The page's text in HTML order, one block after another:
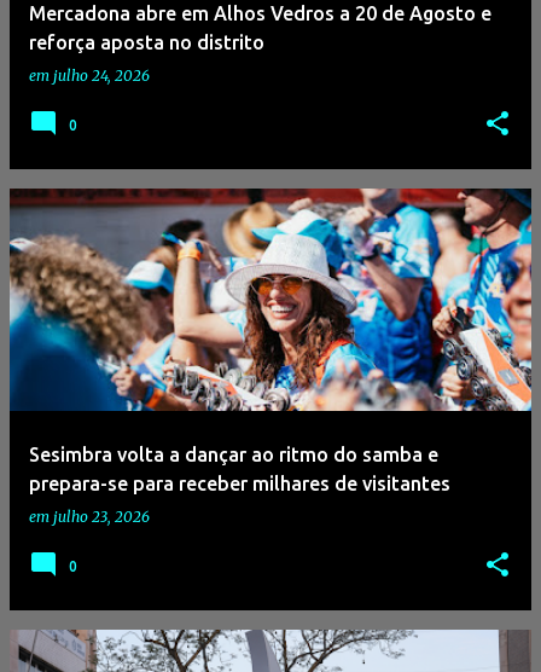
Mercadona abre em Alhos Vedros a 20 de Agosto e
reforça aposta no distrito
em julho 24, 2026
0
Sesimbra volta a dançar ao ritmo do samba e
prepara-se para receber milhares de visitantes
em julho 23, 2026
0